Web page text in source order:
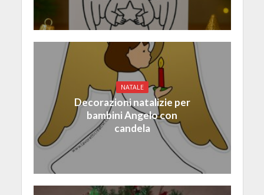
NATALE
Decorazioni natalizie per
bambini Angelo con
candela